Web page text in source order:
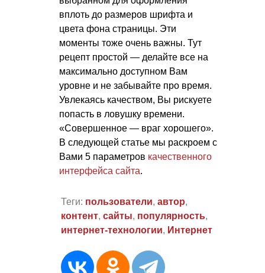
вплоть до размеров шрифта и
цвета фона страницы. Эти
моменты тоже очень важны. Тут
рецепт простой — делайте все на
максимально доступном Вам
уровне и не забывайте про время.
Увлекаясь качеством, Вы рискуете
попасть в ловушку времени.
«Совершенное — враг хорошего».
В следующей статье мы раскроем с
Вами 5 параметров качественного
интерфейса сайта.
Теги: пользователи, автор,
контент, сайты, популярность,
интернет-технологии, Интернет